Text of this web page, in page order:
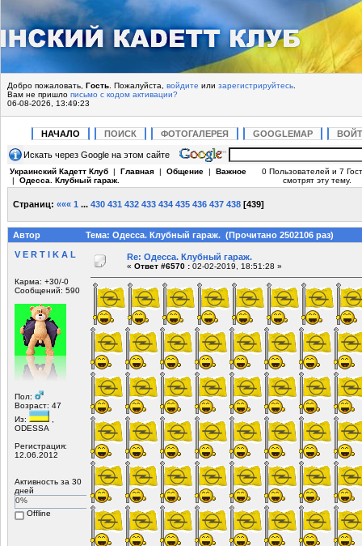
Добро пожаловать, Гость . Пожалуйста, войдите или зарегистрируйтесь
Вам не пришло письмо с кодом активации?
06-08-2026, 13:49:23
НАЧАЛО ПОИСК ФОТОГАЛЕРЕЯ GOOGLEMAP
Искать через Google на этом сайте
Украинский Кадетт Клуб | Главная | Общение | Важное
| Одесса. Клубный гараж.
0 Пользователей и 7
смотрят эту тему.
Страниц: ««« 1 ... 430 431 432 433 434 435 436 437 438 [439]
Автор
Тема: Одесса. Клубный гараж. (Прочитано 2502106 раз)
V E R T I K A L
Карма: +30/-0
Сообщений: 590
Пол:
Возраст: 47
Из:
ODESSA
Регистрация:
12.06.2012
Активность за 30
дней
0%
Offline
Re: Одесса. Клубный гараж.
« Ответ #6570 : 02-02-2019, 18:51:28 »